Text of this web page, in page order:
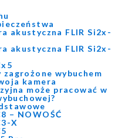
akustyczna FLIR Si2x-
akustyczna FLIR Si2x-
wybuchem
kamera
może pracować w
– NOWOŚĆ
X